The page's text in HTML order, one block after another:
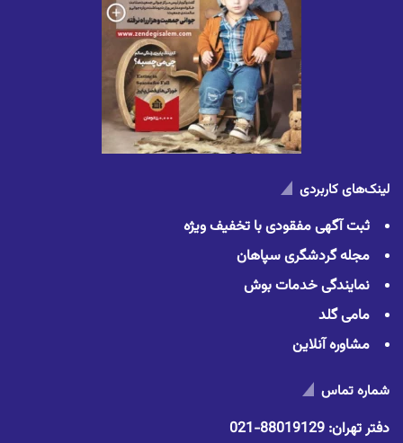
لینک‌های کاربردی
ثبت آگهی مفقودی با تخفیف ویژه
مجله گردشگری سپاهان
نمایندگی خدمات بوش
مامی گلد
مشاوره آنلاین
شماره تماس
دفتر تهران: 88019129-021